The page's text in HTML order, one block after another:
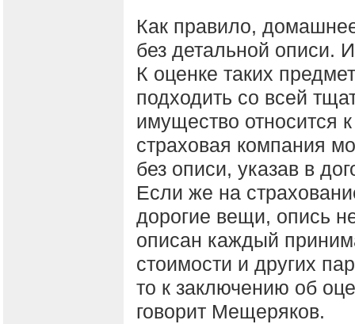
Как правило,
без детальной описи.
К оценке таких
подходить со всей
имущество относится
страховая компания
без описи, указав в
Если же на
дорогие вещи, опись
описан каждый
стоимости и других
то к заключению об
говорит Мещеряков.